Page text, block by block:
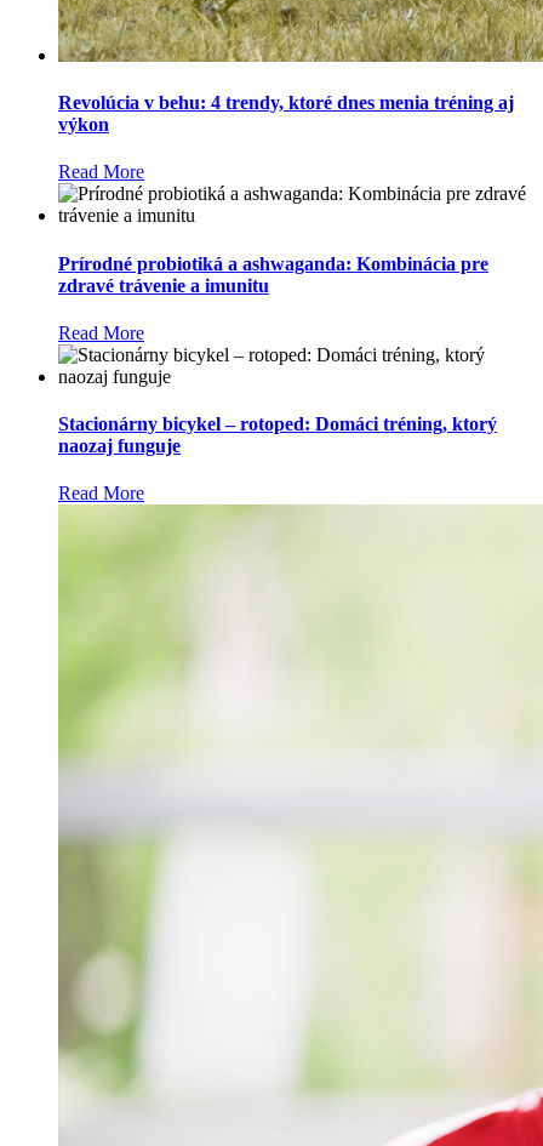
Revolúcia v behu: 4 trendy, ktoré dnes menia tréning aj
výkon
Read More
Prírodné probiotiká a ashwaganda: Kombinácia pre
zdravé trávenie a imunitu
Read More
Stacionárny bicykel – rotoped: Domáci tréning, ktorý
naozaj funguje
Read More